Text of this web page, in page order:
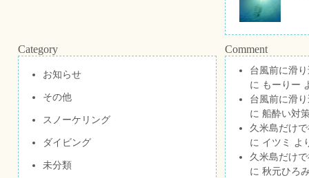
Category
お知らせ
その他
スノーケリング
ダイビング
未分類
Comment
台風前に滑
に もーりー
台風前に滑
に 船酔い対
久米島だけ
に イツミ よ
久米島だけ
に 秋元ひろ